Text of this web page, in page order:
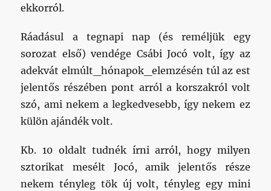
ekkorról.
Ráadásul a tegnapi nap (és reméljük egy
sorozat első) vendége Csábi Jocó volt, így az
adekvát elmúlt_hónapok_elemzésén túl az est
jelentős részében pont arról a korszakról volt
szó, ami nekem a legkedvesebb, így nekem ez
külön ajándék volt.
Kb. 10 oldalt tudnék írni arról, hogy milyen
sztorikat mesélt Jocó, amik jelentős része
nekem tényleg tök új volt, tényleg egy mini